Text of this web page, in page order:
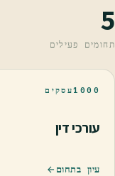
5
תחומים פעילים
1000עסקים
עורכי דין
עיון בתחום